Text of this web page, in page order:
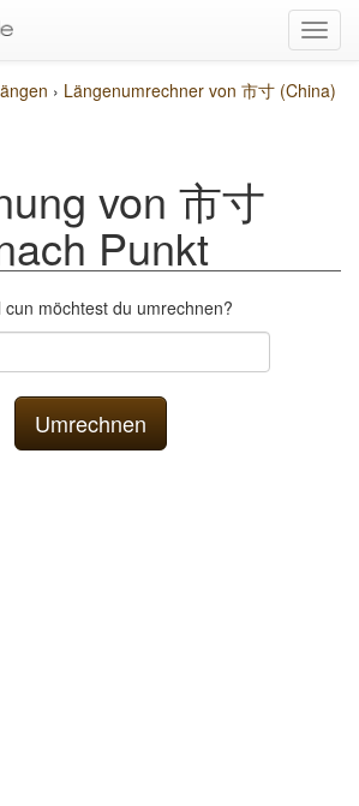
› Längenumrechner von 市寸 (China)
von 市寸
Punkt
cun möchtest du umrechnen?